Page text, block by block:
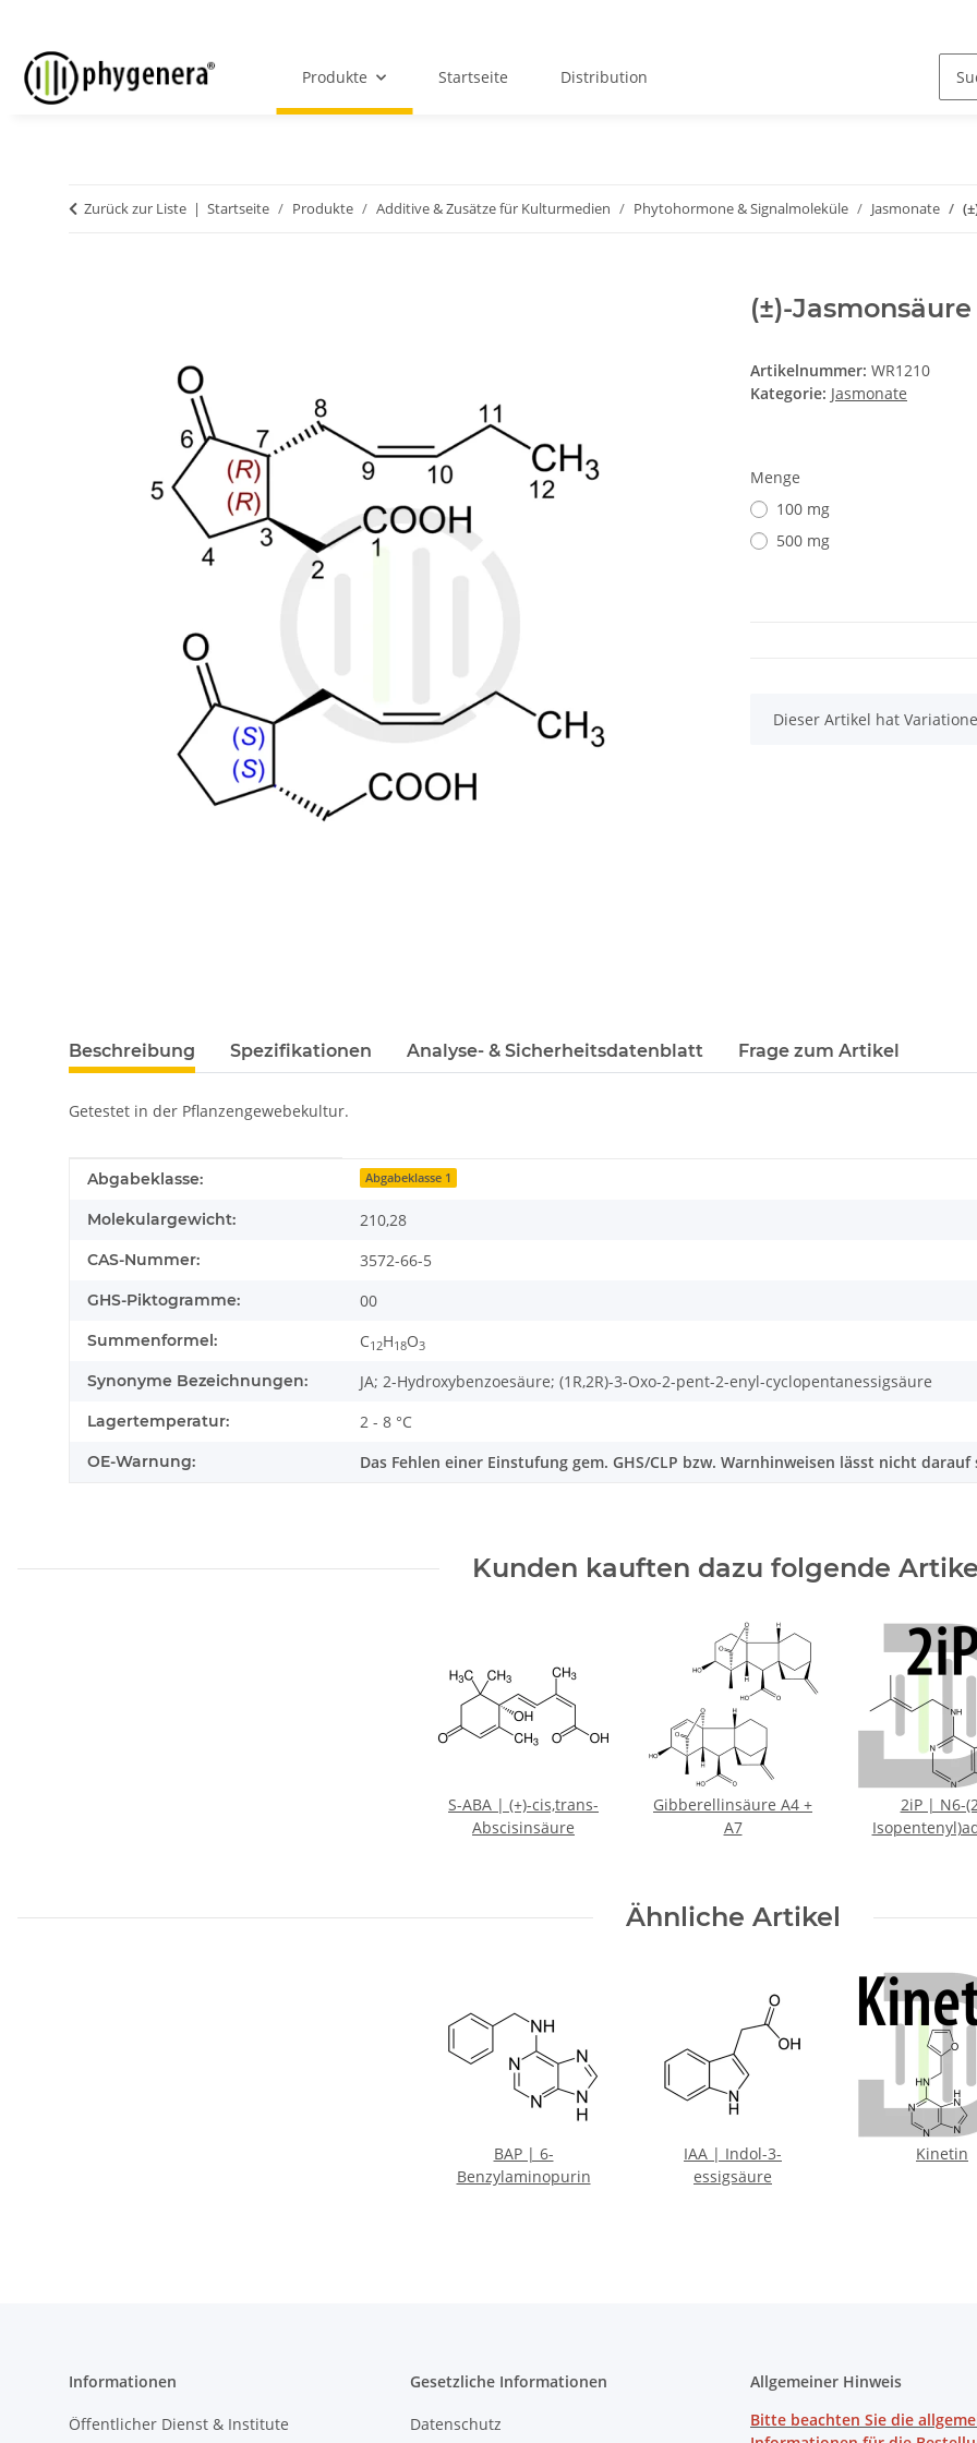
Produkte Startseite Distribution
Zurück zur Liste Startseite Produkte Additive & Zusätze für Kulturmedien Phytohormone & Signalmoleküle Jasmonate
(±)-Jasmonsäure
Artikelnummer: WR1210
Kategorie: Jasmonate
Menge
100 mg
500 mg
x
Dieser Artikel hat
Beschreibung Spezifikationen Analyse- & Sicherheitsdatenblatt Frage zum Artikel
Getestet in der Pflanzengewebekultur.
Produkteigenschaft
Wert
Abgabeklasse: Abgabeklasse 1
Molekulargewicht: 210,28
CAS-Nummer: 3572-66-5
GHS-Piktogramme: 00
Summenformel: C12H18O3
Synonyme Bezeichnungen: JA; 2-Hydroxybenzoesäure; (1R,2R)-3-Oxo-2-pent-2-enyl-cyclopentanessigsäure
Lagertemperatur: 2 - 8 °C
OE-Warnung: Das Fehlen einer Einstufung gem. GHS/CLP bzw. Warnhinweisen lässt nicht
Kunden kauften dazu folgende
S-ABA | (+)-cis,trans-
Abscisinsäure
Gibberellinsäure A4 +
A7
2iP | N6-
Ähnliche Artikel
BAP | 6-
Benzylaminopurin
IAA | Indol-3-
essigsäure
Kinetin
Informationen
Öffentlicher Dienst & Institute
Gesetzliche Informationen
Datenschutz
Allgemeiner Hinweis
Bitte beachten Sie die